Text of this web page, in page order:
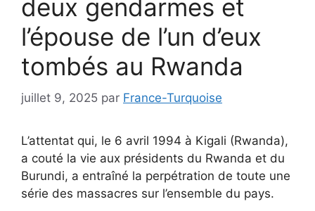
deux gendarmes et
l’épouse de l’un d’eux
tombés au Rwanda
juillet 9, 2025 par France-Turquoise
L’attentat qui, le 6 avril 1994 à Kigali (Rwanda),
a couté la vie aux présidents du Rwanda et du
Burundi, a entraîné la perpétration de toute une
série des massacres sur l’ensemble du pays.